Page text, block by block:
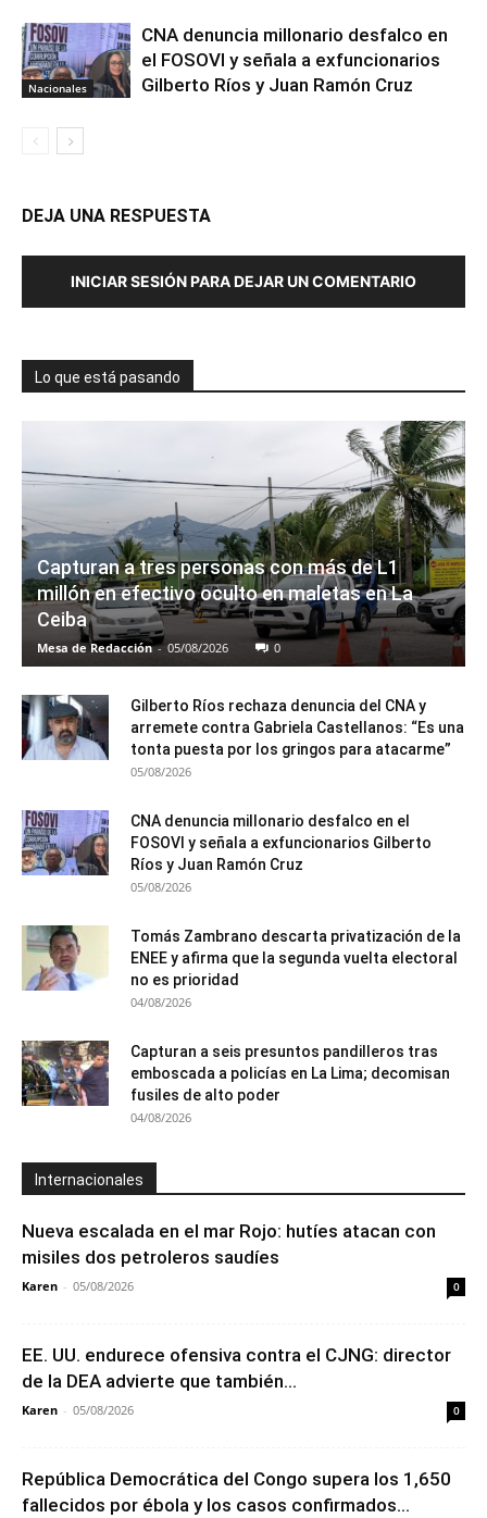
Nacionales
CNA denuncia millonario desfalco en
el FOSOVI y señala a exfuncionarios
Gilberto Ríos y Juan Ramón Cruz
DEJA UNA RESPUESTA
INICIAR SESIÓN PARA DEJAR UN COMENTARIO
Lo que está pasando
Capturan a tres personas con más de L1
millón en efectivo oculto en maletas en La
Ceiba
Mesa de Redacción - 05/08/2026 0
Gilberto Ríos rechaza denuncia del CNA y
arremete contra Gabriela Castellanos: “Es una
tonta puesta por los gringos para atacarme”
05/08/2026
CNA denuncia millonario desfalco en el
FOSOVI y señala a exfuncionarios Gilberto
Ríos y Juan Ramón Cruz
05/08/2026
Tomás Zambrano descarta privatización de la
ENEE y afirma que la segunda vuelta electoral
no es prioridad
04/08/2026
Capturan a seis presuntos pandilleros tras
emboscada a policías en La Lima; decomisan
fusiles de alto poder
04/08/2026
Internacionales
Nueva escalada en el mar Rojo: hutíes atacan con
misiles dos petroleros saudíes
Karen - 05/08/2026 0
EE. UU. endurece ofensiva contra el CJNG: director
de la DEA advierte que también...
Karen - 05/08/2026 0
República Democrática del Congo supera los 1,650
fallecidos por ébola y los casos confirmados...